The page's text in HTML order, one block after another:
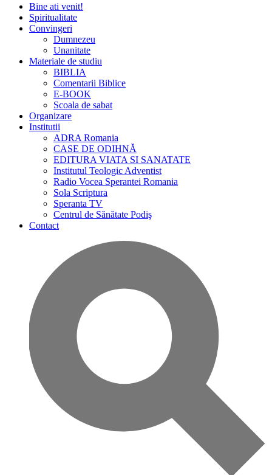
Bine ati venit!
Spiritualitate
Convingeri
Dumnezeu
Unanitate
Materiale de studiu
BIBLIA
Comentarii Biblice
E-BOOK
Scoala de sabat
Organizare
Institutii
ADRA Romania
CASE DE ODIHNĂ
EDITURA VIATA SI SANATATE
Institutul Teologic Adventist
Radio Vocea Sperantei Romania
Sola Scriptura
Speranta TV
Centrul de Sănătate Podiş
Contact